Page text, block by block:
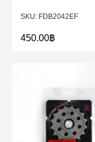
FDB2042EF
450.00฿